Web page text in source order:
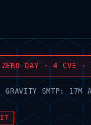
DAY · 4 CVE ·
GRAVITY SMTP: 17M